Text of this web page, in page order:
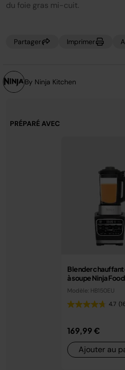
Lien
page.
du foie gras mi-cuit.
Partager Imprimer
By Ninja Kitchen
PRÉPARÉ AVEC
Blender
à soupe Ninja
Modèle: HB150EU
4.7
169,99 €
Ajouter au